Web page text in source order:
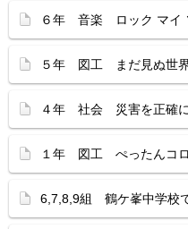
６年 音楽 ロック マイ
５年 図工 まだ見ぬ世
４年 社会 災害を正確
１年 図工 ぺったんコ
6,7,8,9組 鶴ケ峯中学校